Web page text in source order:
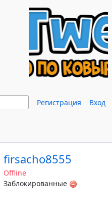
Регистрация Вход
firsacho8555
Offline
Заблокированные